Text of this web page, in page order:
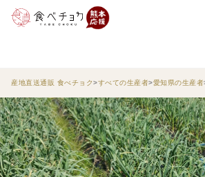
産地直送通販 食べチョク すべての生産者 愛知県の生産者